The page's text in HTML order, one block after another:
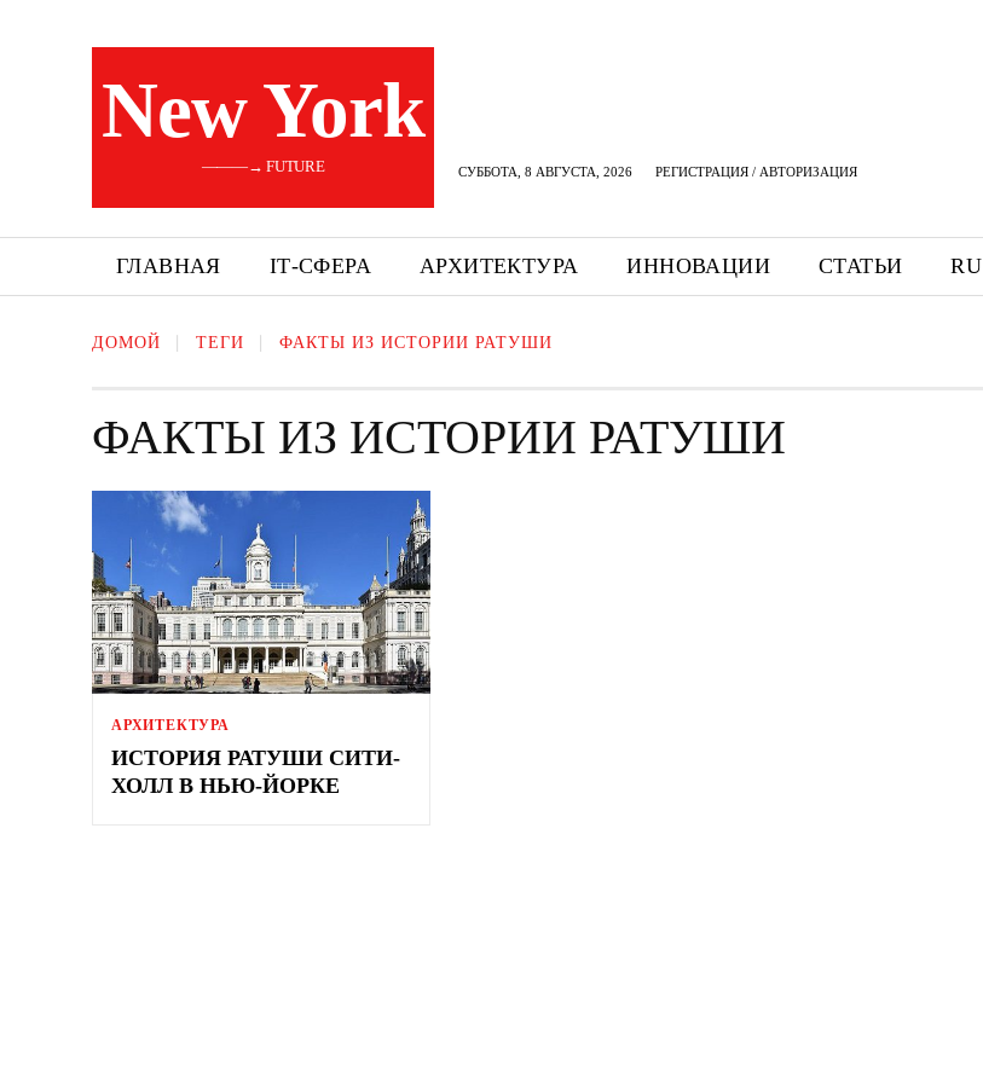
New York
———→ FUTURE СУББОТА, 8 АВГУСТА, 2026 РЕГИСТРАЦИЯ / АВТОРИЗАЦИЯ
ГЛАВНАЯ ІТ-СФЕРА АРХИТЕКТУРА ИННОВАЦИИ СТАТЬИ RU
ДОМОЙ ТЕГИ ФАКТЫ ИЗ ИСТОРИИ РАТУШИ
ФАКТЫ ИЗ ИСТОРИИ РАТУШИ
АРХИТЕКТУРА
ИСТОРИЯ РАТУШИ СИТИ-
ХОЛЛ В НЬЮ-ЙОРКЕ